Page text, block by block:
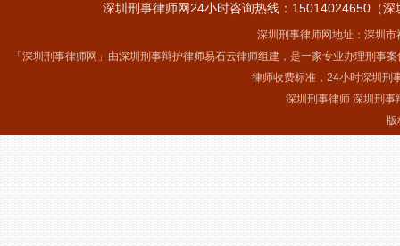
深圳刑事律师网24小时咨询热线：15014024650（
深圳刑事律师网地址：深圳
「深圳刑事律师网」由深圳刑事辩护律师易石云律师组建，是一家专业办理刑
律师收费标准，24小时深圳刑
深圳刑事律师 深圳刑